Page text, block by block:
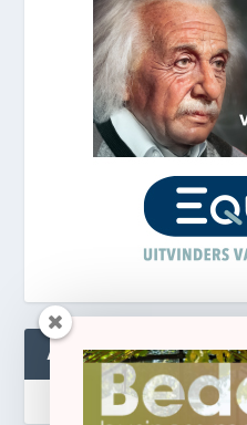
ABONNEREN